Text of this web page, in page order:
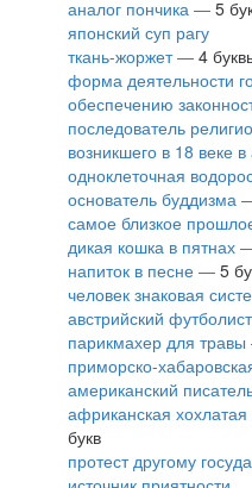
аналог пончика — 5
японский суп рагу
ткань-жоржет — 4
форма деятельности
обеспечению
последователь
возникшего в 18 веке
одноклеточная
основатель буддизма
самое близкое
дикая кошка в пятнах
напиток в песне — 5
человек знаковая
австрийский
парикмахер для
приморско-
американский
африканская
букв
протест другому